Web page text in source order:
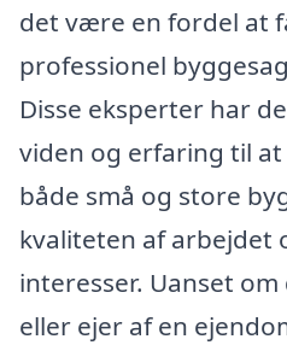
det være en fordel at
professionel
Disse eksperter har
viden og erfaring til
både små og store
kvaliteten af arbejdet
interesser. Uanset
eller ejer af en